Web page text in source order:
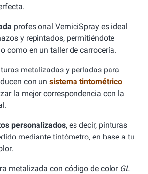
profesional VerniciSpray es ideal
y repintados, permitiéndote
como en un taller de carrocería.
metalizadas y perladas para
con un sistema tintométrico
la mejor correspondencia con la
personalizados, es decir, pinturas
mediante tintómetro, en base a tu
metalizada con código de color GL